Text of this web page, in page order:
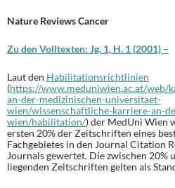
Nature Reviews Cancer
Zu den Volltexten: Jg. 1, H. 1 (2001) –
Laut den Habilitationsrichtlinien
(https://www.meduniwien.ac.at/web/
an-der-medizinischen-universitaet-
wien/wissenschaftliche-karriere-an-
wien/habilitation/) der MedUni Wien
ersten 20% der Zeitschriften eines
Fachgebietes in den Journal Citation
Journals gewertet. Die zwischen 20%
liegenden Zeitschriften gelten als